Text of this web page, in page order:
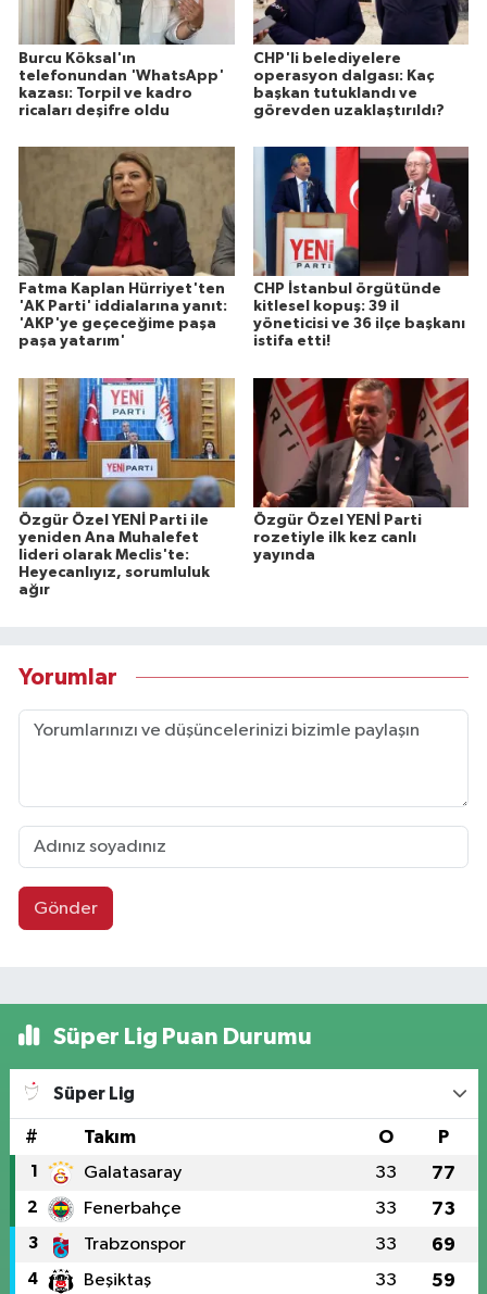
Burcu Köksal'ın
telefonundan 'WhatsApp'
kazası: Torpil ve kadro
ricaları deşifre oldu
CHP'li belediyelere
operasyon dalgası: Kaç
başkan tutuklandı ve
görevden uzaklaştırıldı?
Fatma Kaplan Hürriyet'ten
'AK Parti' iddialarına yanıt:
'AKP'ye geçeceğime paşa
paşa yatarım'
CHP İstanbul örgütünde
kitlesel kopuş: 39 il
yöneticisi ve 36 ilçe başkanı
istifa etti!
Özgür Özel YENİ Parti ile
yeniden Ana Muhalefet
lideri olarak Meclis'te:
Heyecanlıyız, sorumluluk
ağır
Özgür Özel YENİ Parti
rozetiyle ilk kez canlı
yayında
Yorumlar
Gönder
Süper Lig Puan Durumu
Süper Lig
# Takım O P
1 Galatasaray 33 77
2 Fenerbahçe 33 73
3 Trabzonspor 33 69
4 Beşiktaş 33 59